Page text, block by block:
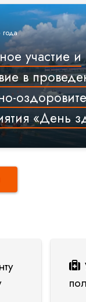
участие и
в
«День